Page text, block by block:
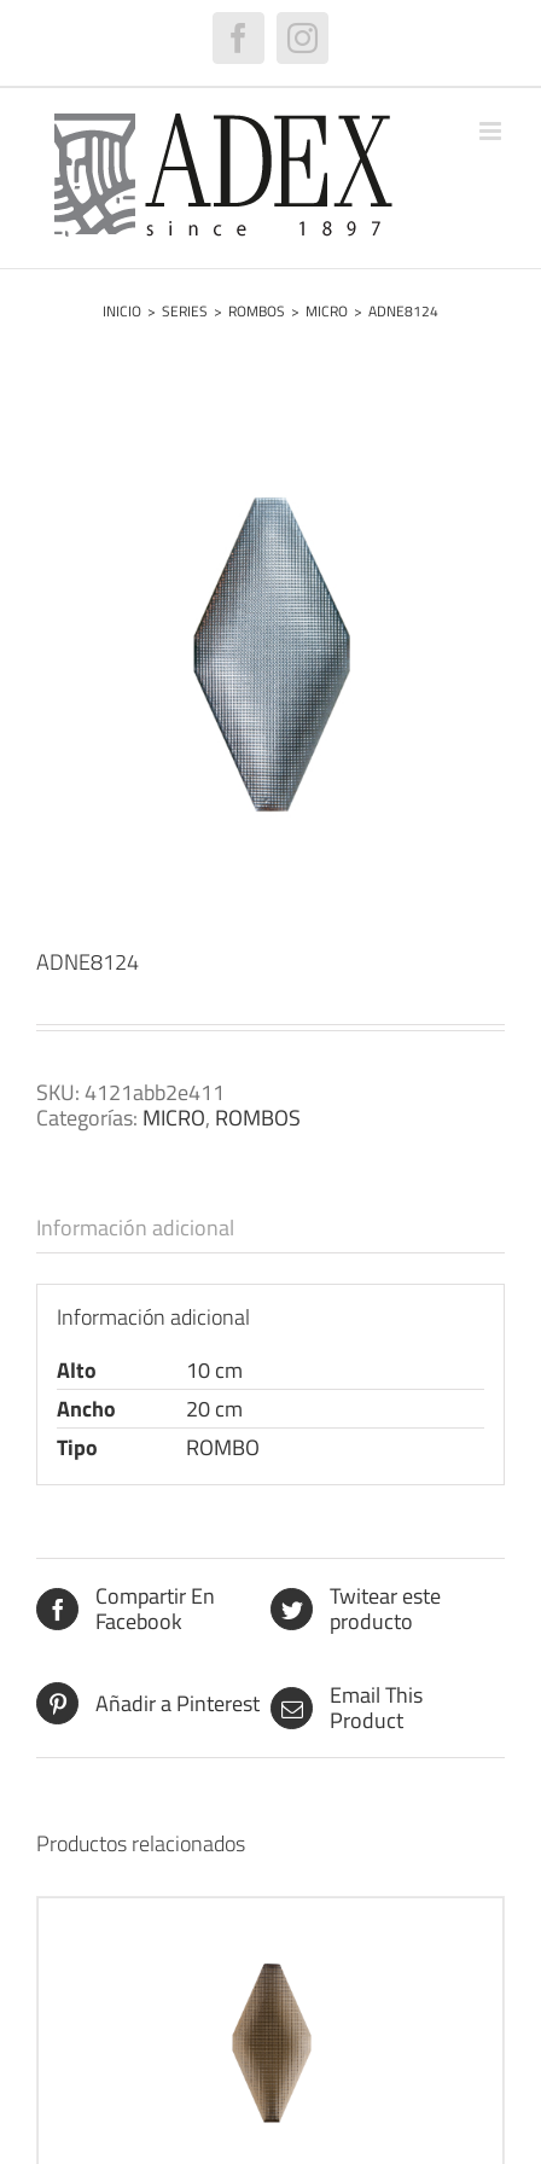
FacebookInstagram
INICIO > SERIES > ROMBOS > MICRO > ADNE8124
ADNE8124
SKU:4121abb2e411
Categorías: MICRO, ROMBOS
Información adicional
Información adicional
Alto
10 cm
Ancho
20 cm
Tipo
ROMBO
Compartir En
Facebook
Twitear este
producto
Añadir a Pinterest Email This
Product
Productos relacionados